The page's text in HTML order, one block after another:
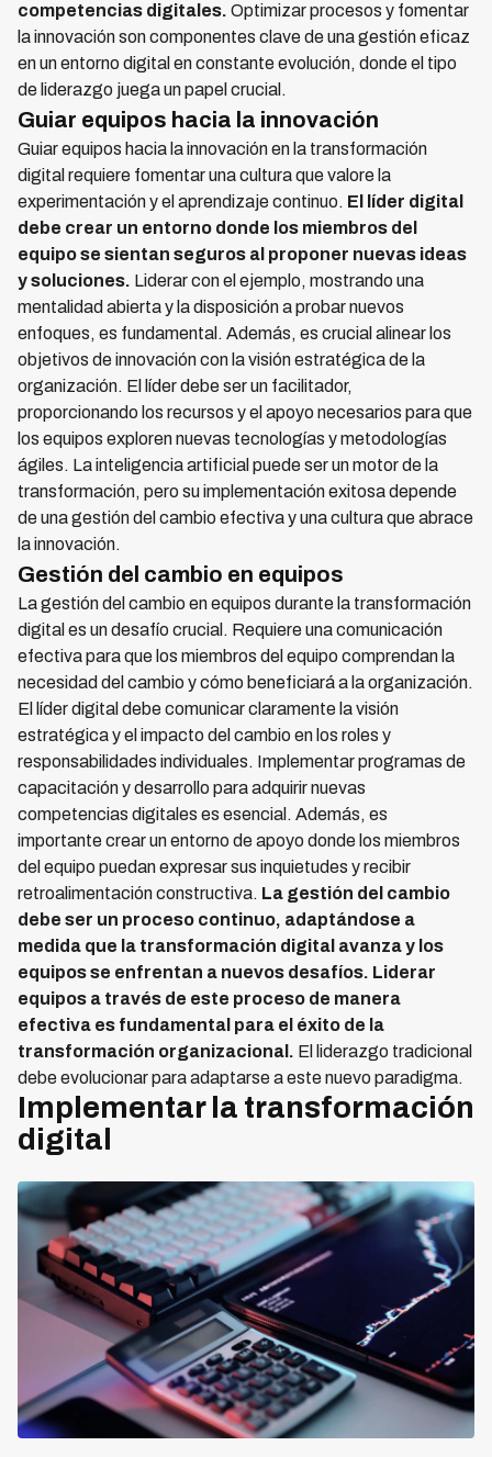
competencias digitales. Optimizar procesos y fomentar
la innovación son componentes clave de una gestión eficaz
en un entorno digital en constante evolución, donde el tipo
de liderazgo juega un papel crucial.
Guiar equipos hacia la innovación
Guiar equipos hacia la innovación en la transformación
digital requiere fomentar una cultura que valore la
experimentación y el aprendizaje continuo. El líder digital
debe crear un entorno donde los miembros del
equipo se sientan seguros al proponer nuevas ideas
y soluciones. Liderar con el ejemplo, mostrando una
mentalidad abierta y la disposición a probar nuevos
enfoques, es fundamental. Además, es crucial alinear los
objetivos de innovación con la visión estratégica de la
organización. El líder debe ser un facilitador,
proporcionando los recursos y el apoyo necesarios para que
los equipos exploren nuevas tecnologías y metodologías
ágiles. La inteligencia artificial puede ser un motor de la
transformación, pero su implementación exitosa depende
de una gestión del cambio efectiva y una cultura que abrace
la innovación.
Gestión del cambio en equipos
La gestión del cambio en equipos durante la transformación
digital es un desafío crucial. Requiere una comunicación
efectiva para que los miembros del equipo comprendan la
necesidad del cambio y cómo beneficiará a la organización.
El líder digital debe comunicar claramente la visión
estratégica y el impacto del cambio en los roles y
responsabilidades individuales. Implementar programas de
capacitación y desarrollo para adquirir nuevas
competencias digitales es esencial. Además, es
importante crear un entorno de apoyo donde los miembros
del equipo puedan expresar sus inquietudes y recibir
retroalimentación constructiva. La gestión del cambio
debe ser un proceso continuo, adaptándose a
medida que la transformación digital avanza y los
equipos se enfrentan a nuevos desafíos. Liderar
equipos a través de este proceso de manera
efectiva es fundamental para el éxito de la
transformación organizacional. El liderazgo tradicional
debe evolucionar para adaptarse a este nuevo paradigma.
Implementar la transformación
digital